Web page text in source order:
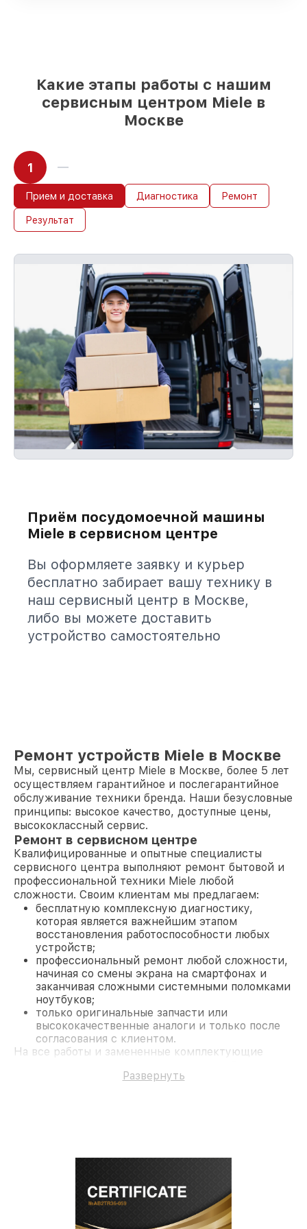
Какие этапы работы с нашим
сервисным центром Miele в
Москве
1
Прием и доставка Диагностика Ремонт
Результат
Приём посудомоечной машины
Miele в сервисном центре
Вы оформляете заявку и курьер
бесплатно забирает вашу технику в
наш сервисный центр в Москве,
либо вы можете доставить
устройство самостоятельно
Ремонт устройств Miele в Москве
Мы, сервисный центр Miele в Москве, более 5 лет
осуществляем гарантийное и послегарантийное
обслуживание техники бренда. Наши безусловные
принципы: высокое качество, доступные цены,
высококлассный сервис.
Ремонт в сервисном центре
Квалифицированные и опытные специалисты
сервисного центра выполняют ремонт бытовой и
профессиональной техники Miele любой
сложности. Своим клиентам мы предлагаем:
бесплатную комплексную диагностику,
которая является важнейшим этапом
восстановления работоспособности любых
устройств;
профессиональный ремонт любой сложности,
начиная со смены экрана на смартфонах и
заканчивая сложными системными поломками
ноутбуков;
только оригинальные запчасти или
высококачественные аналоги и только после
согласования с клиентом.
На все работы и замененные комплектующие
поломки по условиям гарантии, мы бесплатно
безупречной репутацией;
лицензированное ПО в ремонтно-
диагностических мастерских;
собственный склад комплектующих, что
Развернуть